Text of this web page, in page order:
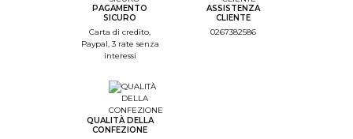
Step Monogramme
PAGAMENTO
SICURO
Carta di credito,
Paypal, 3 rate senza
interessi
ASSISTENZA
CLIENTE
0267382586
QUALITÀ DELLA
CONFEZIONE